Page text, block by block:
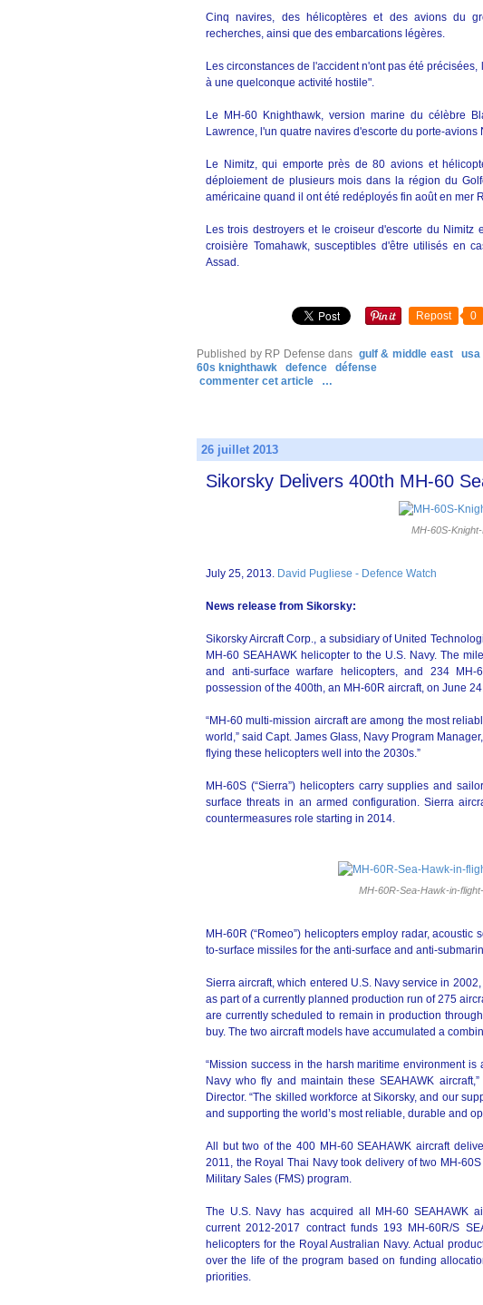
Cinq navires, des hélicoptères et des avions du
recherches, ainsi que des embarcations légères.
Les circonstances de l'accident n'ont pas été
à une quelconque activité hostile".
Le MH-60 Knighthawk, version marine du célèbre
Lawrence, l'un quatre navires d'escorte du porte-avions
Le Nimitz, qui emporte près de 80 avions et
déploiement de plusieurs mois dans la région du
américaine quand il ont été redéployés fin août en mer
Les trois destroyers et le croiseur d'escorte du
croisière Tomahawk, susceptibles d'être utilisés en
Assad.
Repost 0
Published by RP Defense dans gulf & middle east usa
60s knighthawk
defence
défense
commenter cet article
…
26 juillet 2013
Sikorsky Delivers 400th MH-60
MH-60S-
July 25, 2013. David Pugliese - Defence Watch
News release from Sikorsky:
Sikorsky Aircraft Corp., a subsidiary of United
MH-60 SEAHAWK helicopter to the U.S. Navy. The
and anti-surface warfare helicopters, and 234
possession of the 400th, an MH-60R aircraft, on June
“MH-60 multi-mission aircraft are among the most
world,” said Capt. James Glass, Navy Program
flying these helicopters well into the 2030s.”
MH-60S (“Sierra”) helicopters carry supplies and
surface threats in an armed configuration. Sierra
countermeasures role starting in 2014.
MH-60R-Sea-Hawk-in-
MH-60R (“Romeo”) helicopters employ radar,
to-surface missiles for the anti-surface and anti-
Sierra aircraft, which entered U.S. Navy service in
as part of a currently planned production run of 275
are currently scheduled to remain in production
buy. The two aircraft models have accumulated a
“Mission success in the harsh maritime environment
Navy who fly and maintain these SEAHAWK
Director. “The skilled workforce at Sikorsky, and our
and supporting the world’s most reliable, durable and
All but two of the 400 MH-60 SEAHAWK aircraft
2011, the Royal Thai Navy took delivery of two MH-
Military Sales (FMS) program.
The U.S. Navy has acquired all MH-60 SEAHAWK
current 2012-2017 contract funds 193 MH-60R/S
helicopters for the Royal Australian Navy. Actual
over the life of the program based on funding
priorities.